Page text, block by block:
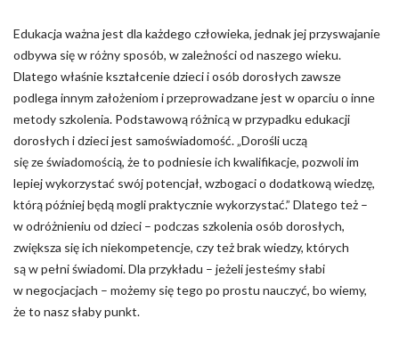
Edukacja ważna jest dla każdego człowieka, jednak jej przyswajanie
odbywa się w różny sposób, w zależności od naszego wieku.
Dlatego właśnie kształcenie dzieci i osób dorosłych zawsze
podlega innym założeniom i przeprowadzane jest w oparciu o inne
metody szkolenia. Podstawową różnicą w przypadku edukacji
dorosłych i dzieci jest samoświadomość. „Dorośli uczą
się ze świadomością, że to podniesie ich kwalifikacje, pozwoli im
lepiej wykorzystać swój potencjał, wzbogaci o dodatkową wiedzę,
którą później będą mogli praktycznie wykorzystać.” Dlatego też –
w odróżnieniu od dzieci – podczas szkolenia osób dorosłych,
zwiększa się ich niekompetencje, czy też brak wiedzy, których
są w pełni świadomi. Dla przykładu – jeżeli jesteśmy słabi
w negocjacjach – możemy się tego po prostu nauczyć, bo wiemy,
że to nasz słaby punkt.
funkcjonowanie strony, np. preferowany język lub region, w
którym znajduje się użytkownik.
Statystyka
Statystyczne pliki cookie pomagają właścicielem stron
internetowych zrozumieć, w jaki sposób różni użytkownicy
zachowują się na stronie, gromadząc i zgłaszając anonimowe
informacje.
Marketing
Marketingowe pliki cookie stosowane są w celu śledzenia
użytkowników na stronach internetowych. Celem jest
wyświetlanie reklam, które są istotne i interesujące dla